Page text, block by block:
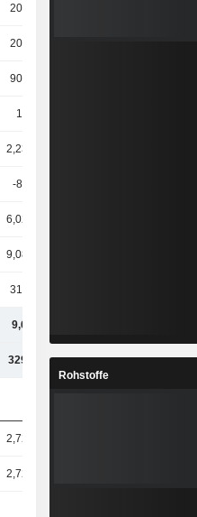
200 Mio.
200 Mio.
901 Mio.
17 Mio.
2,23 Mrd.
-87 Mio.
6,02 Mrd.
9,08 Mrd.
318 Mio.
9,6 Mrd.
329 Mrd. 354 Mrd. 395 Mrd.
2,72 Mrd.
2,72 Mrd.
Rohstoffe